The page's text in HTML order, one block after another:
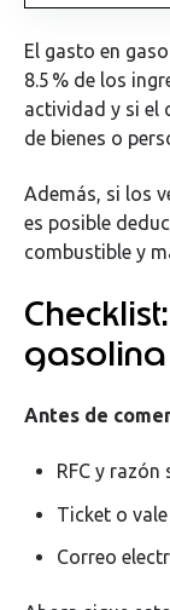
El gasto en
8.5 % de los
actividad y si el
de bienes o
Además, si los
es posible
combustible y
Antes de
RFC y
Ticket o
Correo